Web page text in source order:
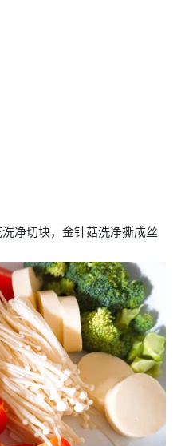
净切块，金针菇洗净撕成丝